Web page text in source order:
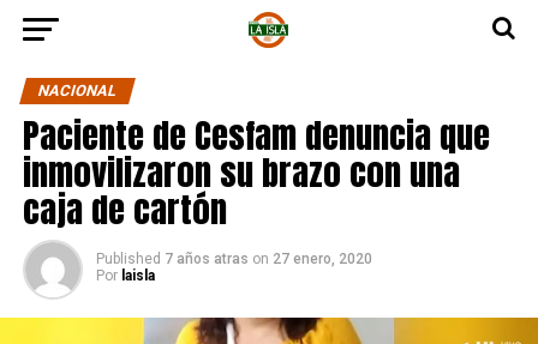
NACIONAL
Paciente de Cesfam denuncia que
inmovilizaron su brazo con una
caja de cartón
Published 7 años atras on 27 enero, 2020
Por laisla